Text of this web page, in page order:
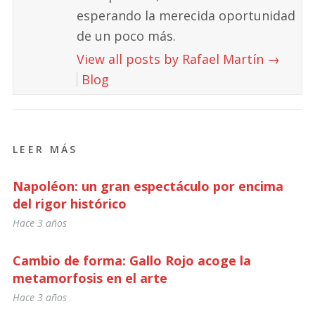
esperando la merecida oportunidad
de un poco más.
View all posts by Rafael Martín →
Blog
LEER MÁS
Napoléon: un gran espectáculo por encima
del rigor histórico
Hace 3 años
Cambio de forma: Gallo Rojo acoge la
metamorfosis en el arte
Hace 3 años